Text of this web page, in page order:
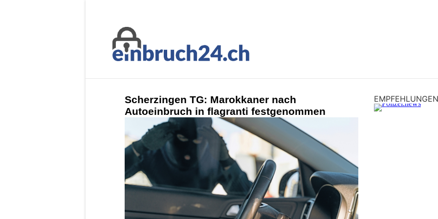
Scherzingen TG: Marokkaner nach
Autoeinbruch in flagranti festgenommen
EMPFEHLUNGEN